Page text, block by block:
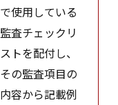
で使用している
監査チェックリ
ストを配付し、
その監査項目の
内容から記載例